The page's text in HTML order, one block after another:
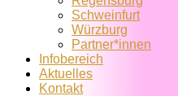
Schweinfurt
Würzburg
Partner*innen
Infobereich
Aktuelles
Kontakt